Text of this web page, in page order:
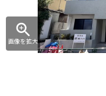
画像を拡大